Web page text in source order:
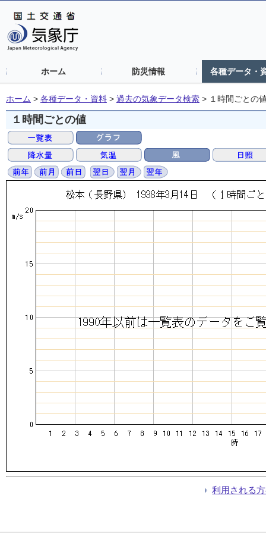
ホーム 防災情報 各種データ・
ホーム > 各種データ・資料 > 過去の気象データ検索 > １時間ごとの
１時間ごとの値
利用される